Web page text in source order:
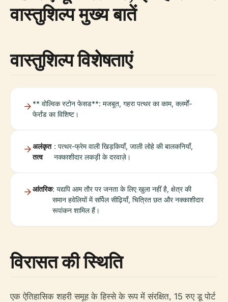
वास्तुशिल्प मुख्य बातें
वास्तुशिल्प विशेषताएं
** वोल्विक स्टोन फेसड**: मजबूत, गहरा पत्थर का काम, क्लर्मों-
फेर्रांड का विशिष्ट।
अलंकृत
तत्व
: पत्थर-फ्रेम वाली खिड़कियाँ, जाली लोहे की बालकनियाँ,
नक्काशीदार लकड़ी के दरवाज़े।
आंतरिक: यद्यपि आम तौर पर जनता के लिए खुला नहीं है, क्षेत्र की
समान हवेलियों में सर्पिल सीढ़ियाँ, चित्रित छत और नक्काशीदार
रूपांकन शामिल हैं।
विरासत की स्थिति
एक ऐतिहासिक शहरी समूह के हिस्से के रूप में संरक्षित, 15 रुए डू पोर्ट